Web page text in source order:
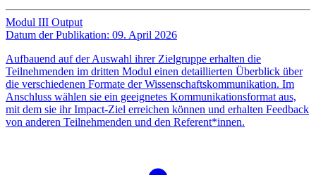
Modul III Output
Datum der Publikation: 09. April 2026
Aufbauend auf der Auswahl ihrer Zielgruppe erhalten die
Teilnehmenden im dritten Modul einen detaillierten Überblick über
die verschiedenen Formate der Wissenschaftskommunikation. Im
Anschluss wählen sie ein geeignetes Kommunikationsformat aus,
mit dem sie ihr Impact-Ziel erreichen können und erhalten Feedback
von anderen Teilnehmenden und den Referent*innen.